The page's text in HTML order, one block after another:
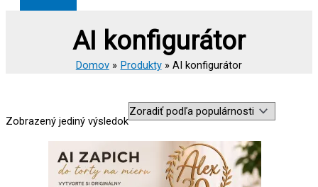
AI konfigurátor
Domov Produkty AI konfigurátor
Zobrazený jediný výsledok